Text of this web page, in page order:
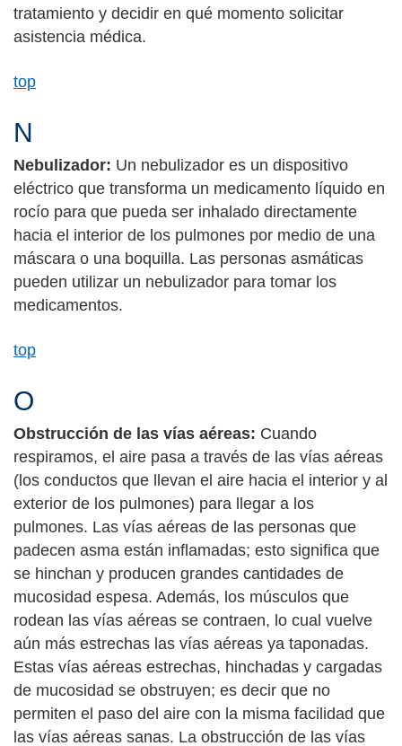
tratamiento y decidir en qué momento solicitar
asistencia médica.
top
N
Nebulizador: Un nebulizador es un dispositivo
eléctrico que transforma un medicamento líquido en
rocío para que pueda ser inhalado directamente
hacia el interior de los pulmones por medio de una
máscara o una boquilla. Las personas asmáticas
pueden utilizar un nebulizador para tomar los
medicamentos.
top
O
Obstrucción de las vías aéreas: Cuando
respiramos, el aire pasa a través de las vías aéreas
(los conductos que llevan el aire hacia el interior y al
exterior de los pulmones) para llegar a los
pulmones. Las vías aéreas de las personas que
padecen asma están inflamadas; esto significa que
se hinchan y producen grandes cantidades de
mucosidad espesa. Además, los músculos que
rodean las vías aéreas se contraen, lo cual vuelve
aún más estrechas las vías aéreas ya taponadas.
Estas vías aéreas estrechas, hinchadas y cargadas
de mucosidad se obstruyen; es decir que no
permiten el paso del aire con la misma facilidad que
las vías aéreas sanas. La obstrucción de las vías